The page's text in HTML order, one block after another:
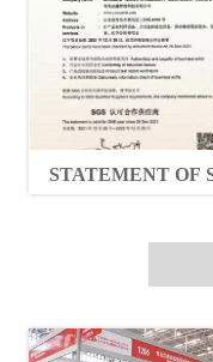
STATEMENT OF